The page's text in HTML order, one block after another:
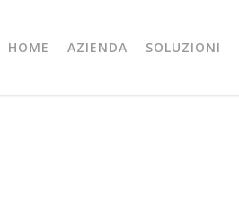
HOME AZIENDA SOLUZIONI